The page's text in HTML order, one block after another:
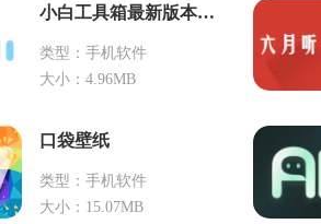
小白工具箱最新版本下载
类型：手机软件
大小：4.96MB
口袋壁纸
类型：手机软件
大小：15.07MB